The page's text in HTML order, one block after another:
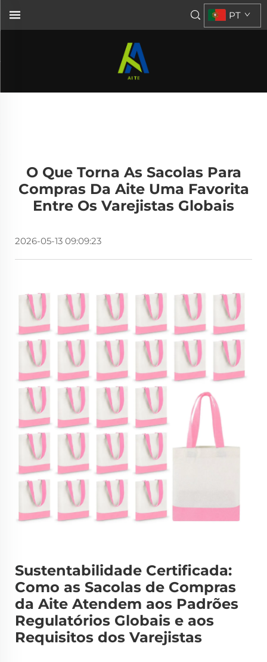
PT
O Que Torna As Sacolas Para
Compras Da Aite Uma Favorita
Entre Os Varejistas Globais
2026-05-13 09:09:23
Sustentabilidade Certificada:
Como as Sacolas de Compras
da Aite Atendem aos Padrões
Regulatórios Globais e aos
Requisitos dos Varejistas